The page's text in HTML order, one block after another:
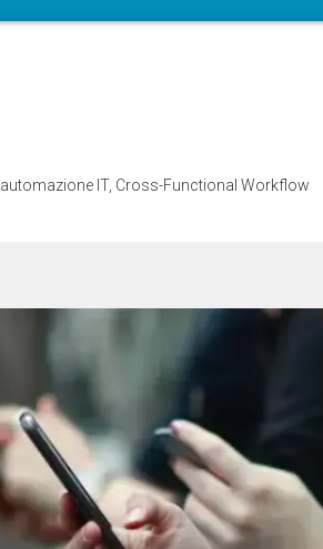
automazione IT, Cross-Functional Workflow